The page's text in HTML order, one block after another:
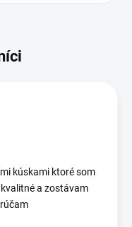
kúskami ktoré som
a zostávam